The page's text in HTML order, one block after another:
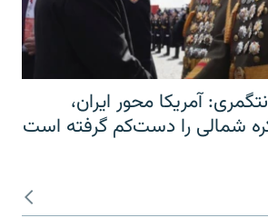
آمریکا محور ایران،
شمالی را دست‌کم گرفته است